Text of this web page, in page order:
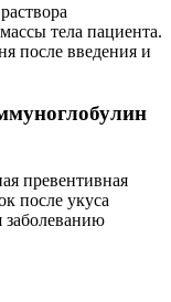
тела пациента.
после введения и
превентивная
после укуса
заболеванию